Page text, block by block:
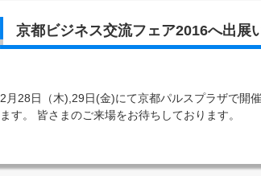
京都ビジネス交流フェア2016へ出展
2月28日（木),29日(金)にて京都パルスプラザで開
ます。 皆さまのご来場をお待ちしております。